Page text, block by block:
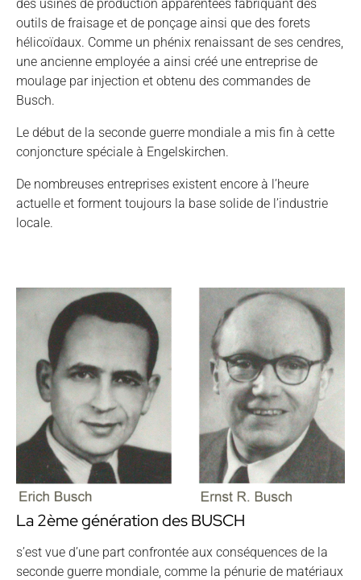
des usines de production apparentées fabriquant des
outils de fraisage et de ponçage ainsi que des forets
hélicoïdaux. Comme un phénix renaissant de ses cendres,
une ancienne employée a ainsi créé une entreprise de
moulage par injection et obtenu des commandes de
Busch.
Le début de la seconde guerre mondiale a mis fin à cette
conjoncture spéciale à Engelskirchen.
De nombreuses entreprises existent encore à l’heure
actuelle et forment toujours la base solide de l’industrie
locale.
La 2ème génération des BUSCH
s’est vue d’une part confrontée aux conséquences de la
seconde guerre mondiale, comme la pénurie de matériaux